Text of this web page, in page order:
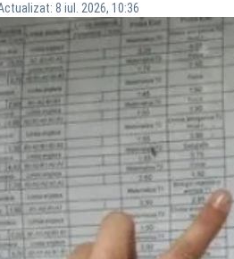
8 iul. 2026, 10:36